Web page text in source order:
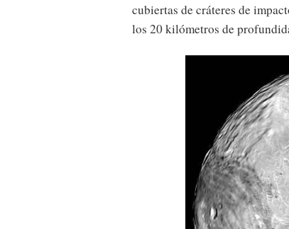
cubiertas de cráteres de
los 20 kilómetros de